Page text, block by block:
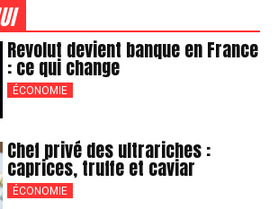
Revolut devient banque en France
: ce qui change
ÉCONOMIE
Chef privé des ultrariches :
caprices, truffe et caviar
ÉCONOMIE